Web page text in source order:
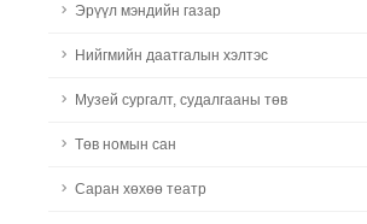
Эрүүл мэндийн газар
Нийгмийн даатгалын хэлтэс
Музей сургалт, судалгааны төв
Төв номын сан
Саран хөхөө театр